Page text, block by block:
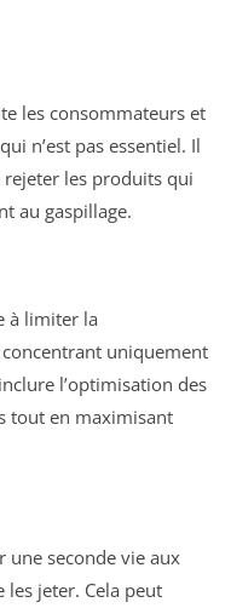
les consommateurs et
n’est pas essentiel. Il
rejeter les produits qui
au gaspillage.
à limiter la
uniquement
l’optimisation des
tout en maximisant
une seconde vie aux
jeter. Cela peut